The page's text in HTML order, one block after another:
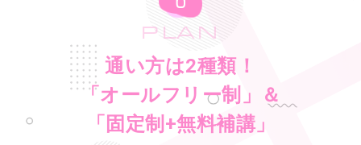
PLAN
通い方は2種類！
「オールフリー制」＆
「固定制+無料補講」